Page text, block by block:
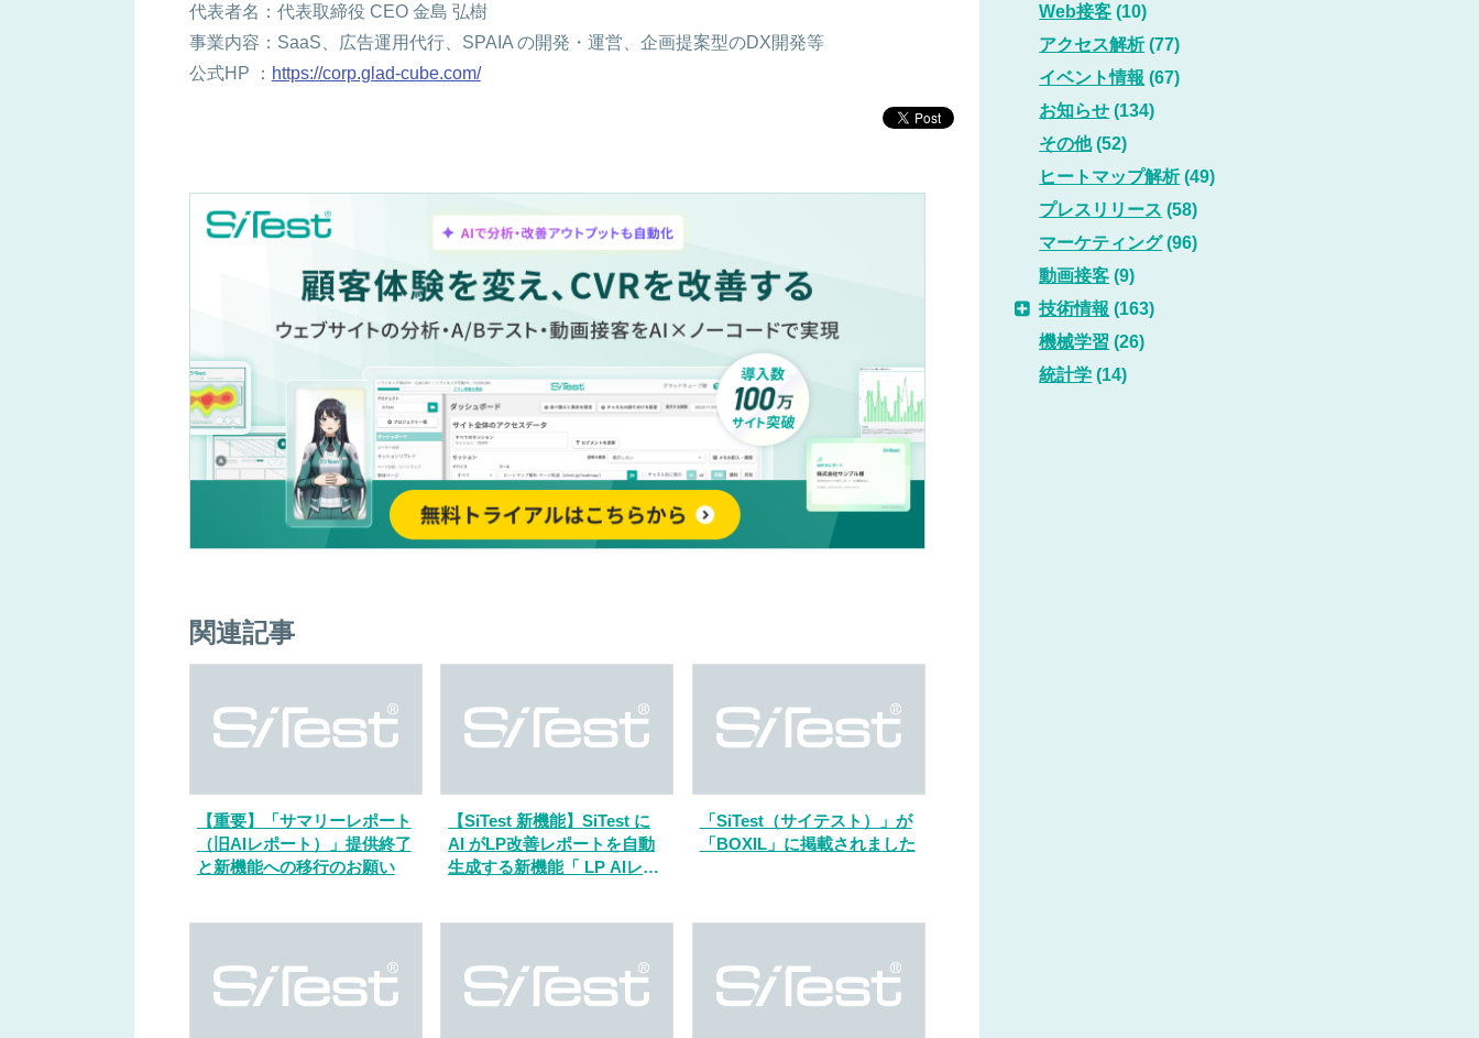
代表者名：代表取締役 CEO 金島 弘樹
事業内容：SaaS、広告運用代行、SPAIA の開発・運営、企画提案型のDX開発等
公式HP ： https://corp.glad-cube.com/
関連記事
【重要】「サマリーレポート
（旧AIレポート）」提供終了
と新機能への移行のお願い
【SiTest 新機能】SiTest に
AI がLP改善レポートを自動
生成する新機能「 LP AIレポ
「SiTest（サイテスト）」が
「BOXIL」に掲載されました
Web接客 (10)
アクセス解析(77)
イベント情報 (67)
お知らせ (134)
その他(52)
ヒートマップ解析(49)
プレスリリース (58)
マーケティング(96)
動画接客 (9)
技術情報 (163)
機械学習 (26)
統計学 (14)